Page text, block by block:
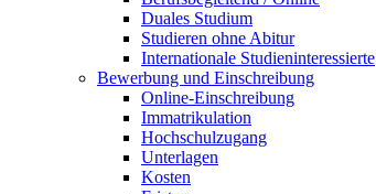
Duales Studium
Studieren ohne Abitur
Internationale Studieninteressierte
Bewerbung und Einschreibung
Online-Einschreibung
Immatrikulation
Hochschulzugang
Unterlagen
Kosten